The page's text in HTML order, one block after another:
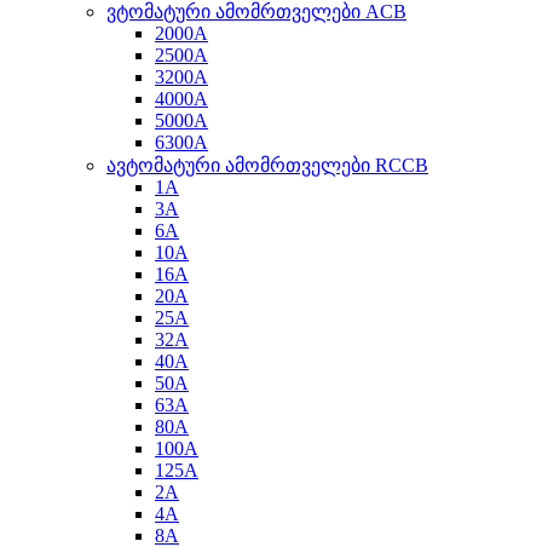
ვტომატური ამომრთველები ACB
2000A
2500A
3200A
4000A
5000A
6300A
ავტომატური ამომრთველები RCCB
1A
3A
6A
10A
16A
20A
25A
32A
40A
50A
63A
80A
100A
125A
2A
4A
8A